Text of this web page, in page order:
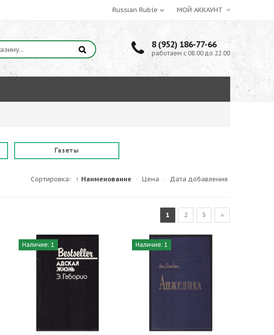
МОЙ АККАУНТ
8 (952) 186-77-66
работаем с 08.00 до 22.00
Газеты
Сортировка: ↑ Наименование · Цена · Дата добавления
1 2 3 »
Наличие: 1 Наличие: 1